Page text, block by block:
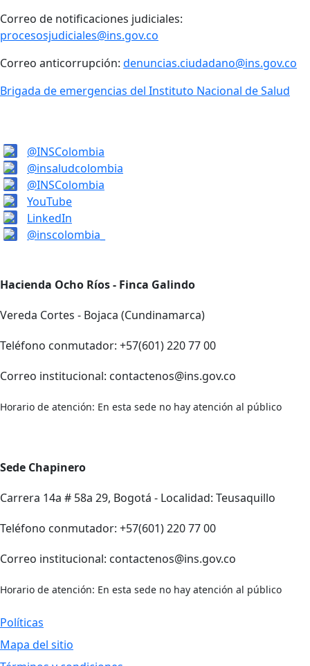
Correo de notificaciones judiciales:
procesosjudiciales@ins.gov.co
Correo anticorrupción: denuncias.ciudadano@ins.gov.co
Brigada de emergencias del Instituto Nacional de Salud
@INSColombia
@insaludcolombia
@INSColombia
YouTube
LinkedIn
@inscolombia_
Hacienda Ocho Ríos - Finca Galindo
Vereda Cortes - Bojaca (Cundinamarca)
Teléfono conmutador: +57(601) 220 77 00
Correo institucional: contactenos@ins.gov.co
Horario de atención: En esta sede no hay atención al público
Sede Chapinero
Carrera 14a # 58a 29, Bogotá - Localidad: Teusaquillo
Teléfono conmutador: +57(601) 220 77 00
Correo institucional: contactenos@ins.gov.co
Horario de atención: En esta sede no hay atención al público
Políticas
Mapa del sitio